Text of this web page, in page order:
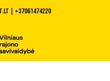
| +37061474220